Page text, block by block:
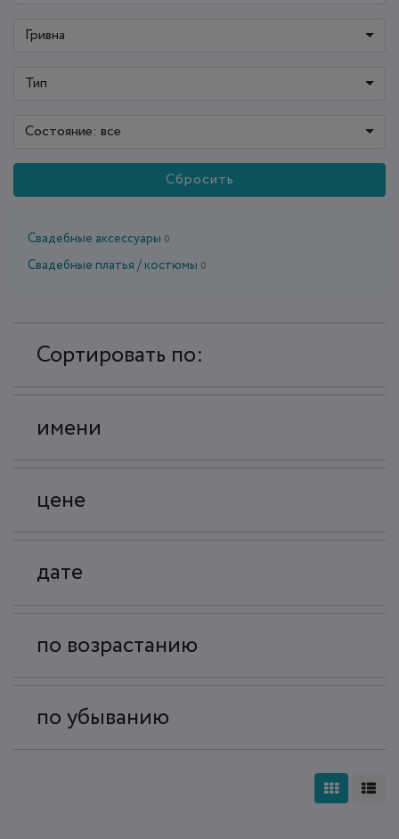
Гривна
Тип
Состояние: все
Сбросить
Свадебные аксессуары 0
Свадебные платья / костюмы 0
Сортировать по:
имени
цене
дате
по возрастанию
по убыванию